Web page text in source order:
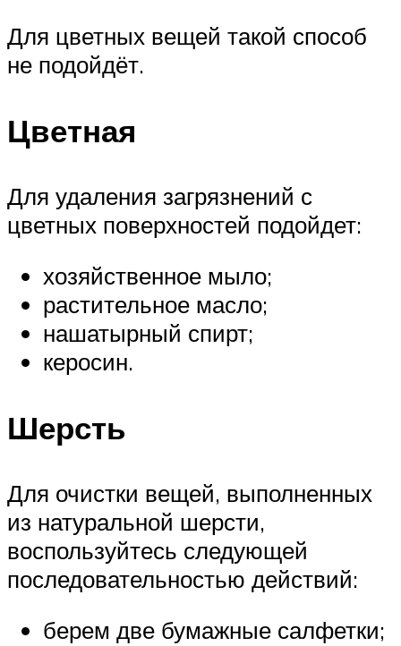
Для цветных вещей такой способ
не подойдёт.
Цветная
Для удаления загрязнений с
цветных поверхностей подойдет:
хозяйственное мыло;
растительное масло;
нашатырный спирт;
керосин.
Шерсть
Для очистки вещей, выполненных
из натуральной шерсти,
воспользуйтесь следующей
последовательностью действий:
берем две бумажные салфетки;